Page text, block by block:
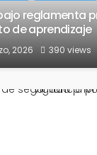
reglamenta
de aprendizaje
2026 390 views